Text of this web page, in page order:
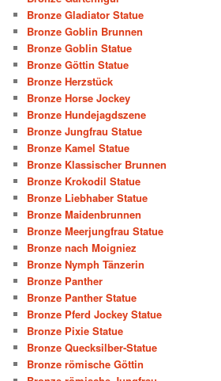
Bronze Gladiator Statue
Bronze Goblin Brunnen
Bronze Goblin Statue
Bronze Göttin Statue
Bronze Herzstück
Bronze Horse Jockey
Bronze Hundejagdszene
Bronze Jungfrau Statue
Bronze Kamel Statue
Bronze Klassischer Brunnen
Bronze Krokodil Statue
Bronze Liebhaber Statue
Bronze Maidenbrunnen
Bronze Meerjungfrau Statue
Bronze nach Moigniez
Bronze Nymph Tänzerin
Bronze Panther
Bronze Panther Statue
Bronze Pferd Jockey Statue
Bronze Pixie Statue
Bronze Quecksilber-Statue
Bronze römische Göttin